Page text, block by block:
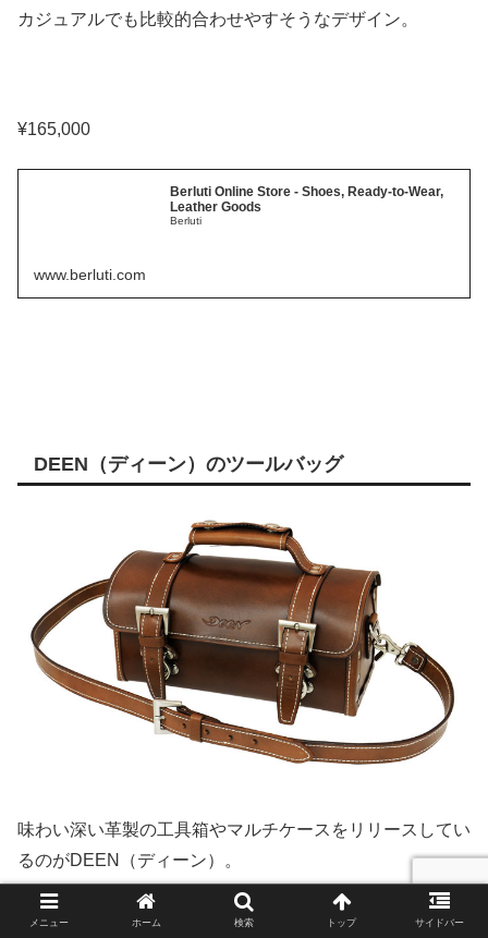
カジュアルでも比較的合わせやすそうなデザイン。
¥165,000
Berluti Online Store - Shoes, Ready-to-Wear,
Leather Goods
Berluti
www.berluti.com
DEEN（ディーン）のツールバッグ
味わい深い革製の工具箱やマルチケースをリリースしてい
るのがDEEN（ディーン）。
車に、自宅に、長く愛用して本物のヴィンテージ感をだし
メニュー ホーム 検索 トップ サイドバー